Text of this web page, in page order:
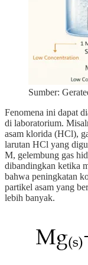
Sumber:
Fenomena ini dapat
di laboratorium.
asam klorida (HCl),
larutan HCl yang
M, gelembung gas
dibandingkan ketika
bahwa peningkatan
partikel asam yang
lebih banyak.